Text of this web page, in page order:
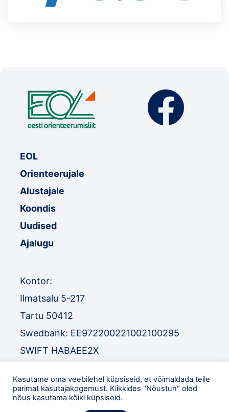
EOL
Orienteerujale
Alustajale
Koondis
Uudised
Ajalugu
Kontor:
Ilmatsalu 5-217
Tartu 50412
Swedbank: EE972200221002100295
SWIFT HABAEE2X
SWIFT EEUHEE2X
TEL:+372 52 32 977
Kasutame oma veebilehel küpsiseid, et võimaldada teile
parimat kasutajakogemust. Klikkides "Nõustun" oled
nõus kasutama kõiki küpsiseid.